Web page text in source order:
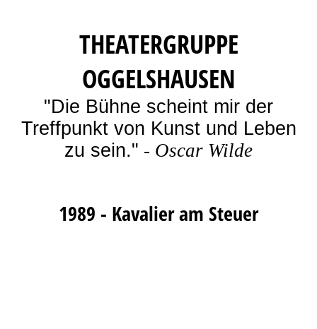
THEATERGRUPPE
OGGELSHAUSEN
"Die Bühne scheint mir der
Treffpunkt von Kunst und Leben
zu sein." - Oscar Wilde
1989 - Kavalier am Steuer